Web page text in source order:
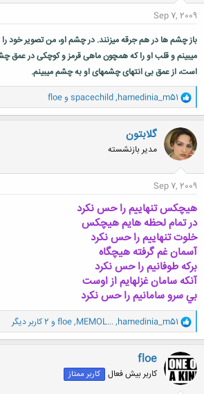
Sep 7, 2009
باز چشم ها در هم جرقه میزنند. در چشم او، من تصویر خود را
میبینم و قلب او را که همچون ماهی قرمز و کوچکی در عمق
است، از عمق بی انتهای چشمهای او به چشم میبینم.
و
ا
ک
ن
ش
ه
ا
hamedinia_m51
,
spacechild وfloe
گلابتون
مدیر بازنشسته
Sep 7, 2009
هيچكس تنهاييم را حس نكرد
در تمام لحظه هايم هيچكس
خلوت تنهاييم را حس نكرد
آسمان غم گرفته هيچگاه
بركه طوفانيم را حس نكرد
آنكه سامان غزلهايم از اوست
بي سرو سامانيم را حس نكرد
و
ا
ک
ن
ش
ه
ا
hamedinia_m51
,
MEMOL...
,
floe و 2 کاربر دیگر
floe
کاربر بیش فعال کاربر ممتاز